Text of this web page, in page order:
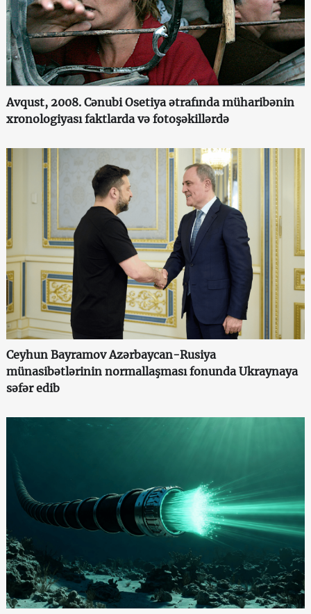
Avqust, 2008. Cənubi Osetiya ətrafında müharibənin
xronologiyası faktlarda və fotoşəkillərdə
Ceyhun Bayramov Azərbaycan-Rusiya
münasibətlərinin normallaşması fonunda Ukraynaya
səfər edib